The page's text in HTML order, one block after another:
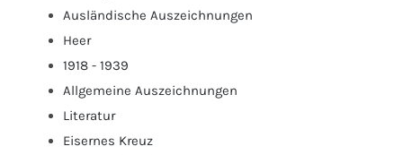
Ausländische Auszeichnungen
Heer
1918 - 1939
Allgemeine Auszeichnungen
Literatur
Eisernes Kreuz